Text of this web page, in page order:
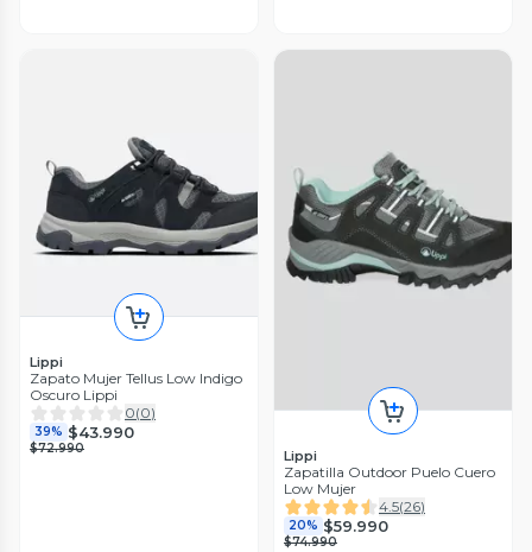
Lippi
Zapato Mujer Tellus Low Indigo
Oscuro Lippi
0(0)
39% $43.990
$72.990 Lippi
Zapatilla Outdoor Puelo Cuero
Low Mujer
4.5(26)
20% $59.990
$74.990